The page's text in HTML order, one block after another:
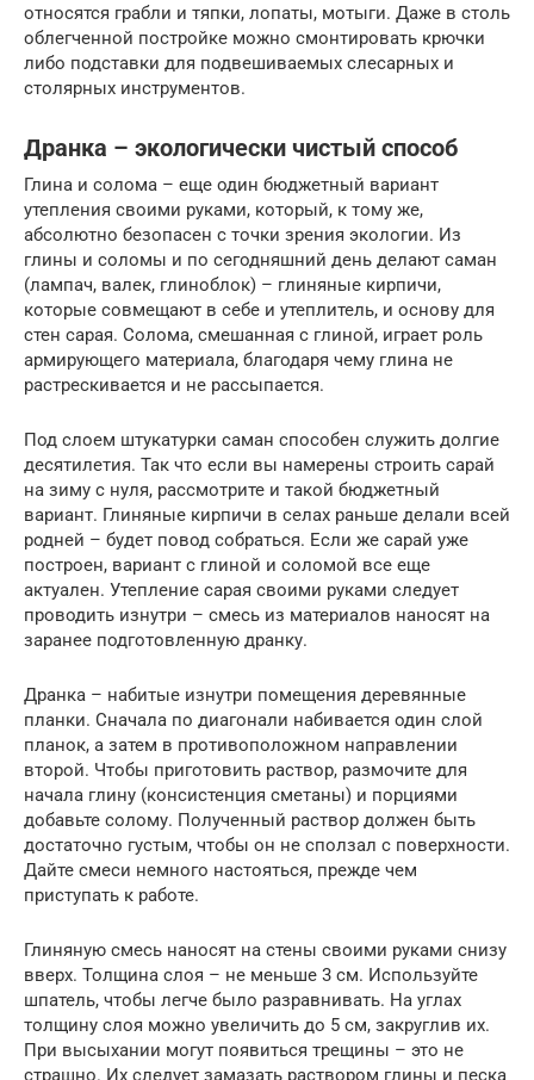
относятся грабли и тяпки, лопаты, мотыги. Даже в столь
облегченной постройке можно смонтировать крючки
либо подставки для подвешиваемых слесарных и
столярных инструментов.
Дранка – экологически чистый способ
Глина и солома – еще один бюджетный вариант
утепления своими руками, который, к тому же,
абсолютно безопасен с точки зрения экологии. Из
глины и соломы и по сегодняшний день делают саман
(лампач, валек, глиноблок) – глиняные кирпичи,
которые совмещают в себе и утеплитель, и основу для
стен сарая. Солома, смешанная с глиной, играет роль
армирующего материала, благодаря чему глина не
растрескивается и не рассыпается.
Под слоем штукатурки саман способен служить долгие
десятилетия. Так что если вы намерены строить сарай
на зиму с нуля, рассмотрите и такой бюджетный
вариант. Глиняные кирпичи в селах раньше делали всей
родней – будет повод собраться. Если же сарай уже
построен, вариант с глиной и соломой все еще
актуален. Утепление сарая своими руками следует
проводить изнутри – смесь из материалов наносят на
заранее подготовленную дранку.
Дранка – набитые изнутри помещения деревянные
планки. Сначала по диагонали набивается один слой
планок, а затем в противоположном направлении
второй. Чтобы приготовить раствор, размочите для
начала глину (консистенция сметаны) и порциями
добавьте солому. Полученный раствор должен быть
достаточно густым, чтобы он не сползал с поверхности.
Дайте смеси немного настояться, прежде чем
приступать к работе.
Глиняную смесь наносят на стены своими руками снизу
вверх. Толщина слоя – не меньше 3 см. Используйте
шпатель, чтобы легче было разравнивать. На углах
толщину слоя можно увеличить до 5 см, закруглив их.
При высыхании могут появиться трещины – это не
страшно. Их следует замазать раствором глины и песка